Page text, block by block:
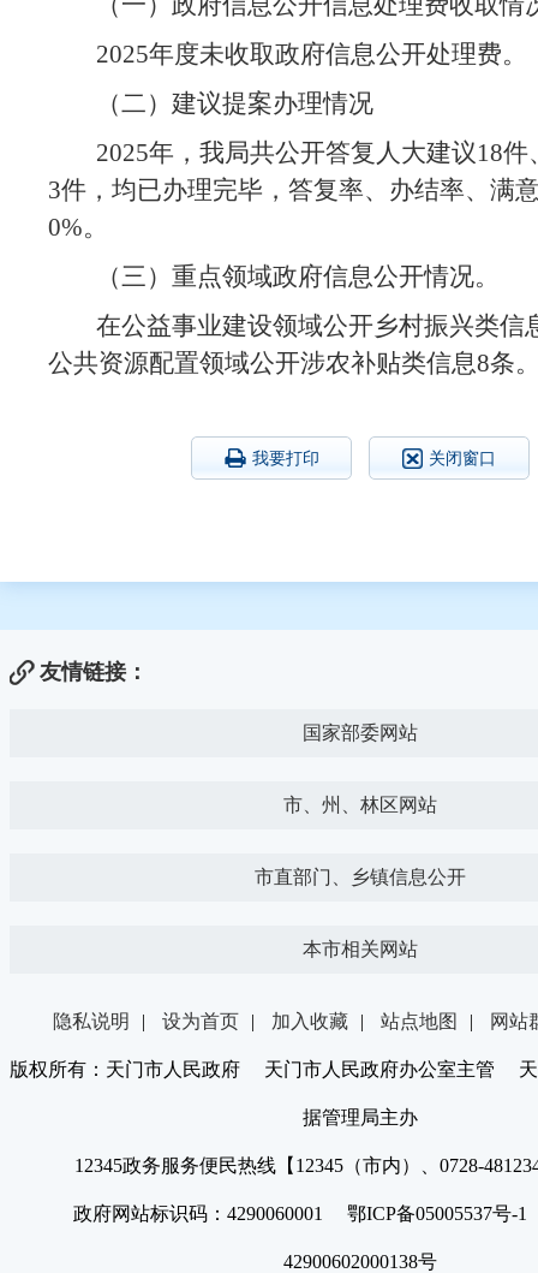
2025年度未收取政府信息公开处理费。
（二）建议提案办理情况
2025年，我局共公开答复人大建议18件
3件，均已办理完毕，答复率、办结率、满
0%。
（三） 重点领域政府信息公开情况。
在公益事业建设领域公开乡村振兴类信
公共资源配置领域公开涉农补贴类信息8条
我要打印 关闭窗口
友情链接：
国家部委网站
市、州、林区网站
市直部门、乡镇信息公开
本市相关网站
隐私说明 | 设为首页 | 加入收藏 | 站点地图 | 网站
版权所有：天门市人民政府 天门市人民政府办公室主管 天
据管理局主办
12345政务服务便民热线【12345（市内）、0728-
政府网站标识码：4290060001 鄂ICP备05005537号
42900602000138号